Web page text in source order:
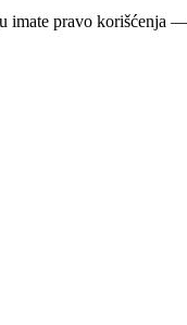
pravo korišćenja